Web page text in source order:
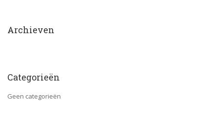
Archieven
Categorieën
Geen categorieën